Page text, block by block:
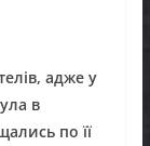
адже у
в
по її